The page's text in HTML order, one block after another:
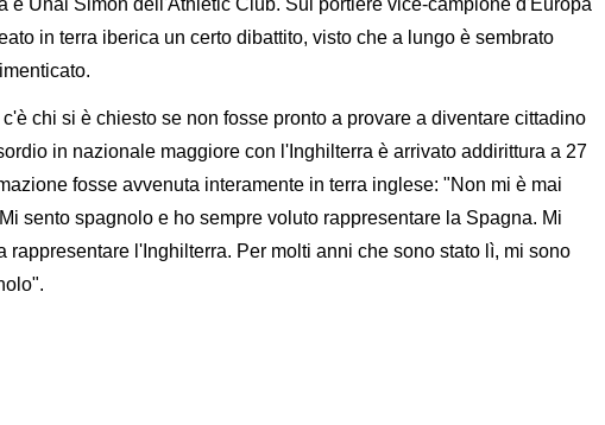
in terra iberica un certo dibattito, visto che a lungo è sembrato
chi si è chiesto se non fosse pronto a provare a diventare cittadino
in nazionale maggiore con l'Inghilterra è arrivato addirittura a 27
fosse avvenuta interamente in terra inglese: "Non mi è mai
sento spagnolo e ho sempre voluto rappresentare la Spagna. Mi
rappresentare l'Inghilterra. Per molti anni che sono stato lì, mi sono